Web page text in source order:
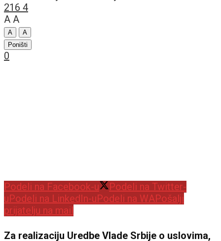
216 4
A A
A
A
Poništi
0
Podeli na Facebook-u
Podeli na Twitter-
u Podeli na LinkedIn-u Podeli na WAPošalji
prijatelju na mail
Za realizaciju Uredbe Vlade Srbije o uslovima,